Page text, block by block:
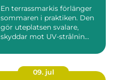
En terrassmarkis förlänger
sommaren i praktiken. Den
gör uteplatsen svalare,
skyddar mot UV-strålnin...
09. jul